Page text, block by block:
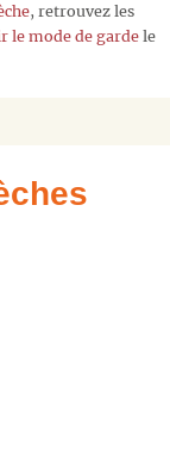
, retrouvez les
le mode de gardele